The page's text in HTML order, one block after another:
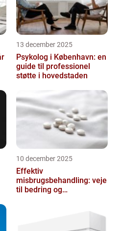
13 december 2025
Psykolog i København: en
guide til professionel
støtte i hovedstaden
10 december 2025
Effektiv
misbrugsbehandling: veje
til bedring og